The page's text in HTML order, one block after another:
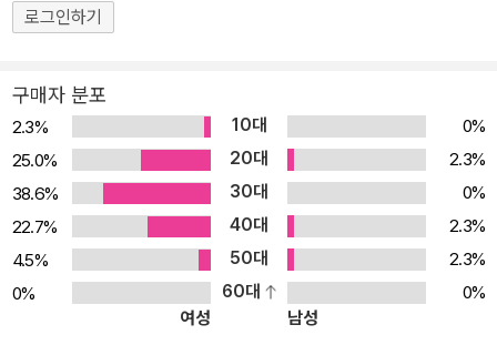
로그인하기
구매자 분포
2.3% 10대
0%
25.0%
20대
2.3%
38.6%
30대
0%
22.7%
40대
2.3%
4.5%
50대
2.3%
0%
60대
0%
여성
남성